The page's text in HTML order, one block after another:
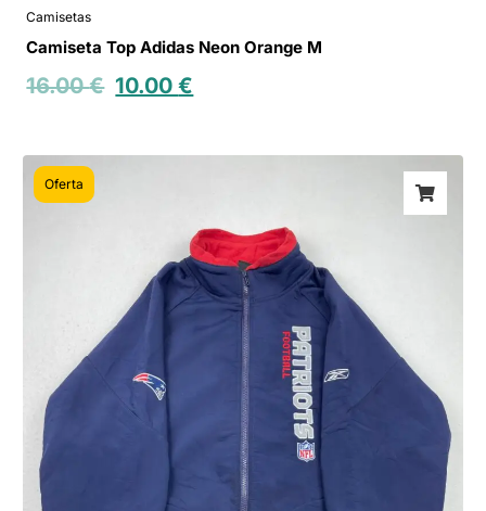
Camisetas
Camiseta Top Adidas Neon Orange M
16.00€ 10.00€
Oferta